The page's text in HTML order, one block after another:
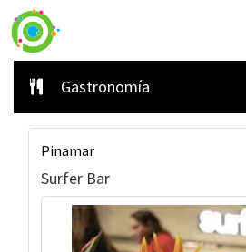
Gastronomía
Pinamar
Surfer Bar